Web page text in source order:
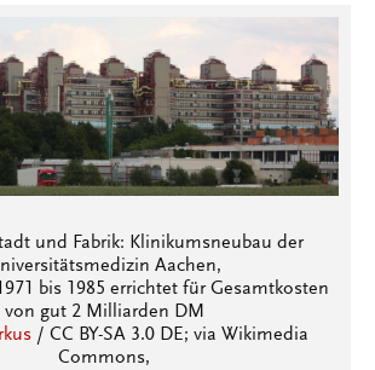
und Fabrik: Klinikumsneubau der
Aachen,
bis 1985 errichtet für Gesamtkosten
von gut 2 Milliarden DM
/ CC BY-SA 3.0 DE; via Wikimedia
Commons,